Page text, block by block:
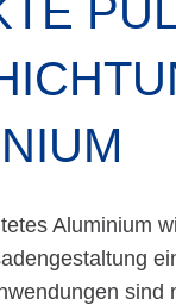
Aluminium
sind